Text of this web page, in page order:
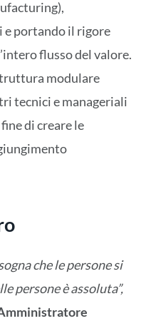
e portando il rigore
flusso del valore.
modulare
tecnici e manageriali
di creare le
che le persone si
persone è assoluta”,